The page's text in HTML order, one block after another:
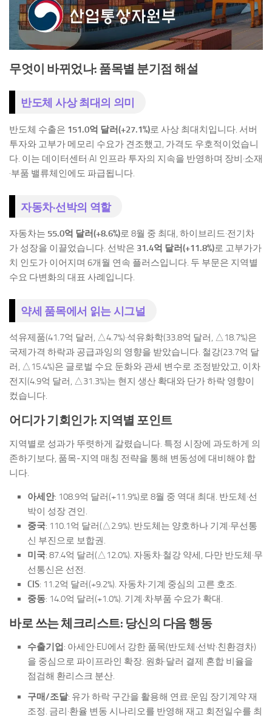
무엇이 바뀌었나: 품목별 분기점 해설
반도체 사상 최대의 의미
반도체 수출은 151.0억 달러(+27.1%)로 사상 최대치입니다. 서버
투자와 고부가 메모리 수요가 견조했고, 가격도 우호적이었습니
다. 이는 데이터센터·AI 인프라 투자의 지속을 반영하며 장비·소재
·부품 밸류체인에도 파급됩니다.
자동차·선박의 역할
자동차는 55.0억 달러(+8.6%)로 8월 중 최대, 하이브리드·전기차
가 성장을 이끌었습니다. 선박은 31.4억 달러(+11.8%)로 고부가가
치 인도가 이어지며 6개월 연속 플러스입니다. 두 부문은 지역별
수요 다변화의 대표 사례입니다.
약세 품목에서 읽는 시그널
석유제품(41.7억 달러, △4.7%)·석유화학(33.8억 달러, △18.7%)은
국제가격 하락과 공급과잉의 영향을 받았습니다. 철강(23.7억 달
러, △15.4%)은 글로벌 수요 둔화와 관세 변수로 조정받았고, 이차
전지(4.9억 달러, △31.3%)는 현지 생산 확대와 단가 하락 영향이
컸습니다.
어디가 기회인가: 지역별 포인트
지역별로 성과가 뚜렷하게 갈렸습니다. 특정 시장에 과도하게 의
존하기보다, 품목-지역 매칭 전략을 통해 변동성에 대비해야 합
니다.
아세안: 108.9억 달러(+11.9%)로 8월 중 역대 최대. 반도체·선
박이 성장 견인.
중국: 110.1억 달러(△2.9%). 반도체는 양호하나 기계·무선통
신 부진으로 보합권.
미국: 87.4억 달러(△12.0%). 자동차·철강 약세, 다만 반도체·무
선통신은 선전.
CIS: 11.2억 달러(+9.2%). 자동차·기계 중심의 고른 호조.
중동: 14.0억 달러(+1.0%). 기계·차부품 수요가 확대.
바로 쓰는 체크리스트: 당신의 다음 행동
수출기업 : 아세안·EU에서 강한 품목(반도체·선박·친환경차)
을 중심으로 파이프라인 확장. 원화·달러 결제 혼합 비율을
점검해 환리스크 분산.
구매/조달: 유가 하락 구간을 활용해 연료·운임 장기계약 재
조정. 금리·환율 변동 시나리오를 반영해 재고 회전일수를 최